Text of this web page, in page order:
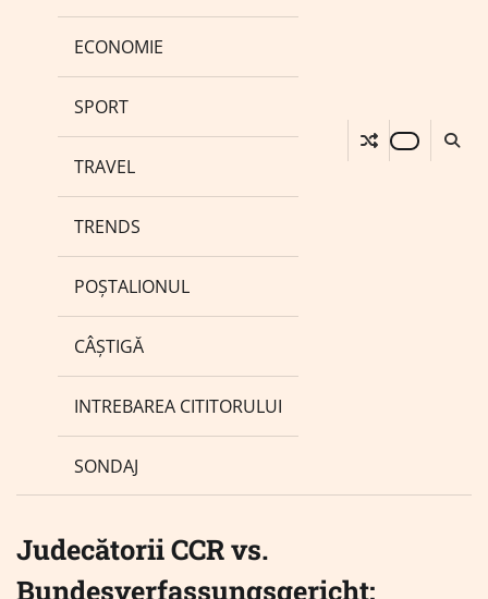
ECONOMIE
SPORT
TRAVEL
TRENDS
POȘTALIONUL
CÂȘTIGĂ
INTREBAREA CITITORULUI
SONDAJ
Judecătorii CCR vs.
Bundesverfassungsgericht: